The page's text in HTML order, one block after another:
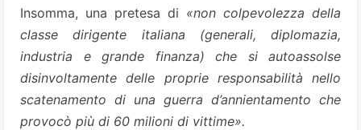
Insomma, una pretesa di «non colpevolezza della
classe dirigente italiana (generali, diplomazia,
industria e grande finanza) che si autoassolse
disinvoltamente delle proprie responsabilità nello
scatenamento di una guerra d’annientamento che
provocò più di 60 milioni di vittime».